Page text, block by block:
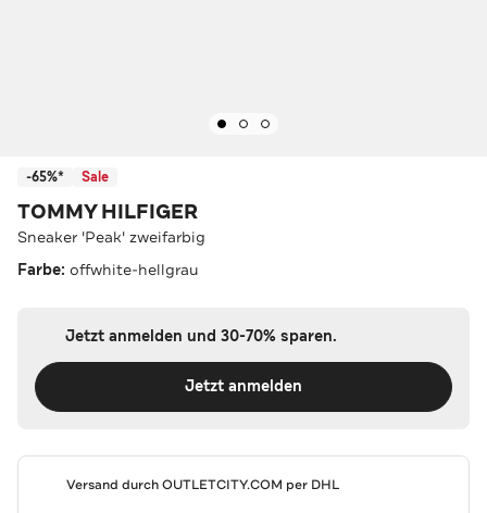
-65%* Sale
TOMMY HILFIGER
Sneaker 'Peak' zweifarbig
Farbe: offwhite-hellgrau
Jetzt anmelden und 30-70% sparen.
Jetzt anmelden
Versand durchOUTLETCITY.COM per DHL